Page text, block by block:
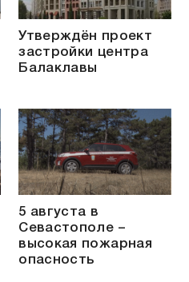
Утверждён проект
застройки центра
Балаклавы
5 августа в
Севастополе –
высокая пожарная
опасность